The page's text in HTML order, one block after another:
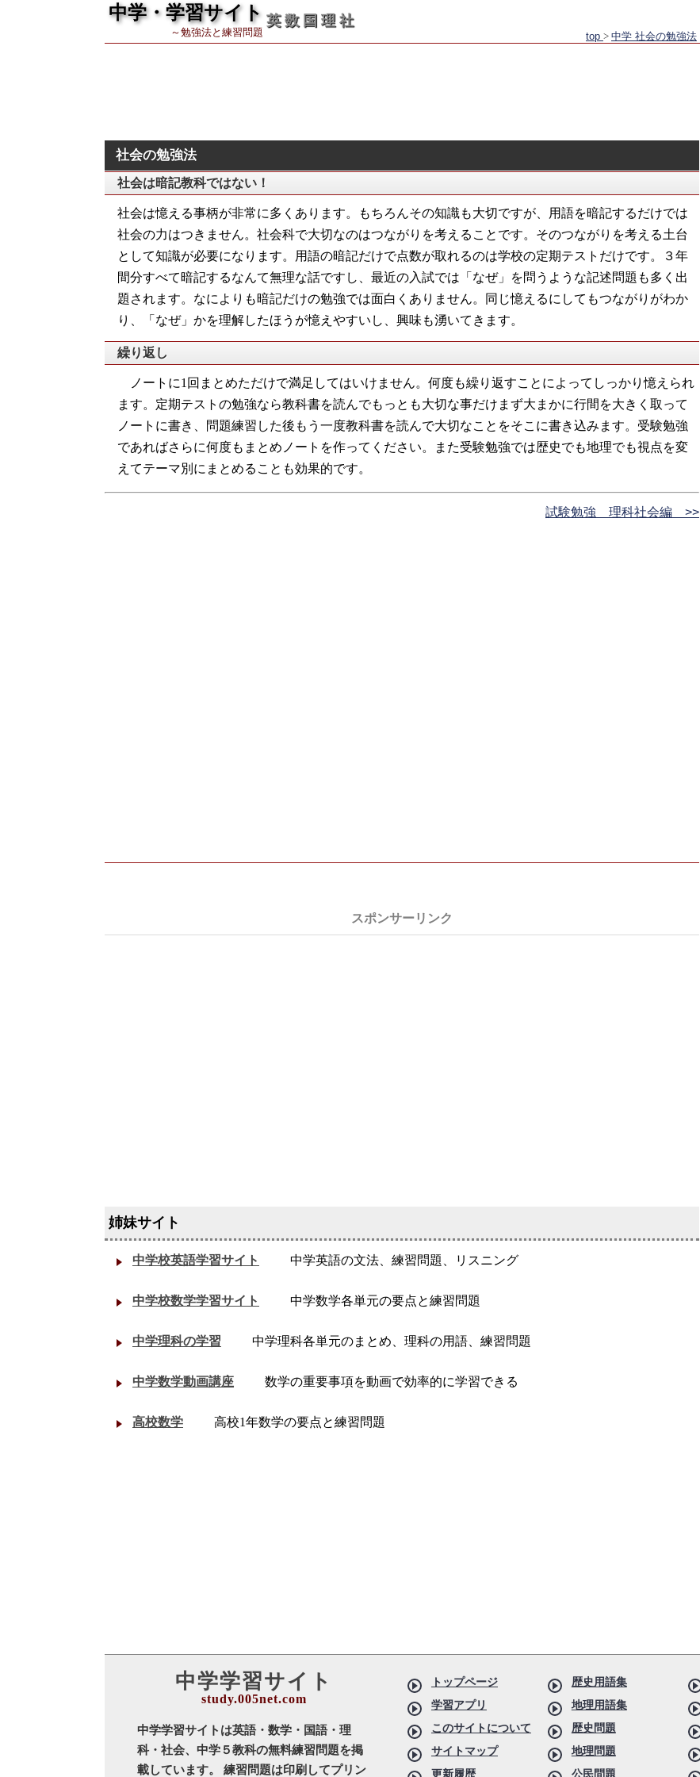
中学・学習サイト
～勉強法と練習問題
英 数 国 理 社
top > 中学 社会の勉強法
社会の勉強法
社会は暗記教科ではない！
社会は憶える事柄が非常に多くあります。もちろんその知識も大切ですが、用語を暗記するだけでは
社会の力はつきません。社会科で大切なのはつながりを考えることです。そのつながりを考える土台
として知識が必要になります。用語の暗記だけで点数が取れるのは学校の定期テストだけです。３年
間分すべて暗記するなんて無理な話ですし、最近の入試では「なぜ」を問うような記述問題も多く出
題されます。なによりも暗記だけの勉強では面白くありません。同じ憶えるにしてもつながりがわか
り、「なぜ」かを理解したほうが憶えやすいし、興味も湧いてきます。
繰り返し
ノートに1回まとめただけで満足してはいけません。何度も繰り返すことによってしっかり憶えられ
ます。定期テストの勉強なら教科書を読んでもっとも大切な事だけまず大まかに行間を大きく取って
ノートに書き、問題練習した後もう一度教科書を読んで大切なことをそこに書き込みます。受験勉強
であればさらに何度もまとめノートを作ってください。また受験勉強では歴史でも地理でも視点を変
えてテーマ別にまとめることも効果的です。
試験勉強 理科社会編 >>
中学校英語学習サイト 中学英語の文法、練習問題、リスニング
中学校数学学習サイト 中学数学各単元の要点と練習問題
中学理科の学習 中学理科各単元のまとめ、理科の用語、練習問題
中学数学動画講座 数学の重要事項を動画で効率的に学習できる
高校数学 高校1年数学の要点と練習問題
中学学習サイト
中学学習サイトは英語・数学・国語・理
科・社会、中学５教科の無料練習問題を掲
載しています。 練習問題は印刷してプリン
トップページ
学習アプリ
このサイトについて
サイトマップ
更新履歴
歴史用語集
地理用語集
歴史問題
地理問題
公民問題